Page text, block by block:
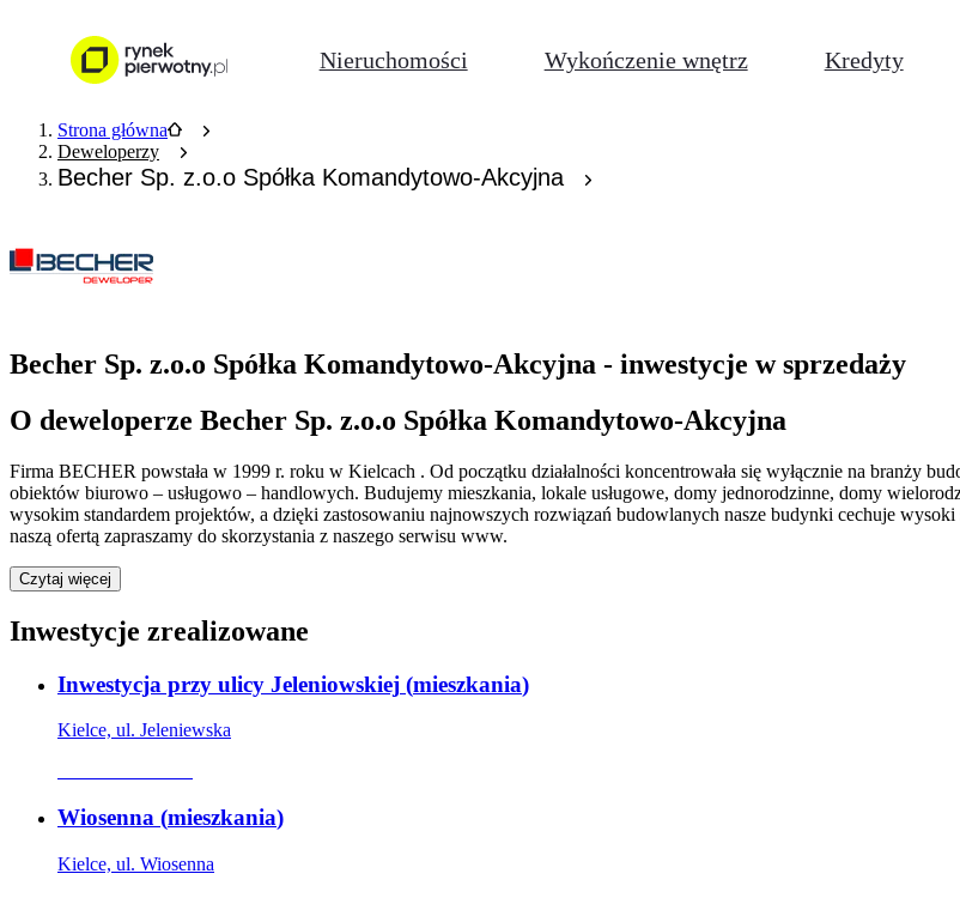
Nieruchomości Wykończenie wnętrz Kredyty
Strona główna
Deweloperzy
Becher Sp. z.o.o Spółka Komandytowo-Akcyjna
Becher Sp. z.o.o Spółka Komandytowo-Akcyjna - inwestycje w sprzedaży
O deweloperze Becher Sp. z.o.o Spółka Komandytowo-Akcyjna
Firma BECHER powstała w 1999 r. roku w Kielcach . Od początku działalności koncentrowała się wyłącznie na branży
obiektów biurowo – usługowo – handlowych. Budujemy mieszkania, lokale usługowe, domy jednorodzinne, domy
wysokim standardem projektów, a dzięki zastosowaniu najnowszych rozwiązań budowlanych nasze budynki cechuje
naszą ofertą zapraszamy do skorzystania z naszego serwisu www.
Czytaj więcej
Inwestycje zrealizowane
Inwestycja przy ulicy Jeleniowskiej (mieszkania)
Kielce, ul. Jeleniewska
Wiosenna (mieszkania)
Kielce, ul. Wiosenna